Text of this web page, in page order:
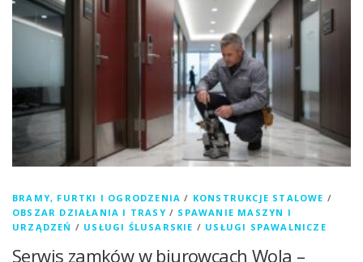
BRAMY, FURTKI I OGRODZENIA / KONSTRUKCJE STALOWE /
OBSZAR DZIAŁANIA I TRASY / SPAWANIE MASZYN I
URZĄDZEŃ / USŁUGI ŚLUSARSKIE / USŁUGI SPAWALNICZE
Serwis zamków w biurowcach Wola –